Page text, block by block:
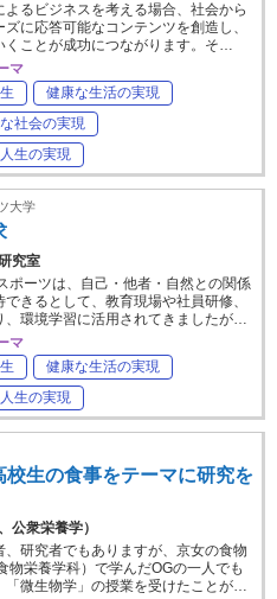
よるビジネスを考える場合、社会から
ズに応答可能なコンテンツを創造し、
くことが成功につながります。そ…
マ
健康な生活の実現
社会の実現
生の実現
大学
究室
ポーツは、自己・他者・自然との関係
できるとして、教育現場や社員研修、
、環境学習に活用されてきましたが…
マ
健康な生活の実現
生の実現
生の食事をテーマに研究を
衆栄養学）
、研究者でもありますが、京女の食物
物栄養学科）で学んだOGの一人でも
「微生物学」の授業を受けたことが…